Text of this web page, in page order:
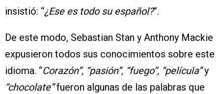
insistió: “¿Ese es todo su español?”.
De este modo, Sebastian Stan y Anthony Mackie
expusieron todos sus conocimientos sobre este
idioma. “Corazón”, “pasión”, “fuego”, “película”y
“chocolate”fueron algunas de las palabras que